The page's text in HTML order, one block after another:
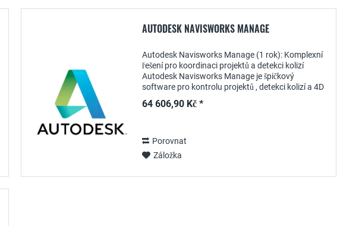
AUTODESK NAVISWORKS MANAGE
Autodesk Navisworks Manage (1 rok): Komplexní
řešení pro koordinaci projektů a detekci kolizí
Autodesk Navisworks Manage je špičkový
software pro kontrolu projektů , detekci kolizí a 4D
architekti,...
64 606,90 Kč *
Porovnat
Záložka